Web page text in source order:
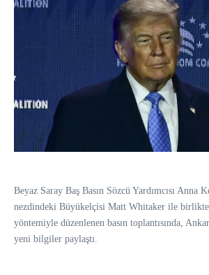
Beyaz Saray Baş Basın Sözcü Yardımcısı Anna
nezdindeki Büyükelçisi Matt Whitaker ile
yöntemiyle düzenlenen basın toplantısında,
yeni bilgiler paylaştı.